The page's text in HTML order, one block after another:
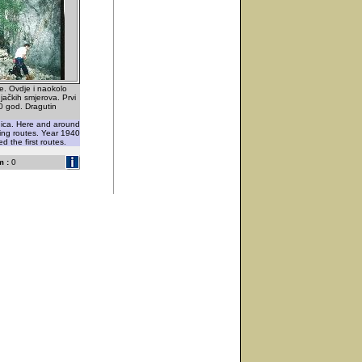
Ovdje i naokolo
smjerova. Prvi
god. Dragutin
Here and around
routes. Year 1940
the first routes.
: 0